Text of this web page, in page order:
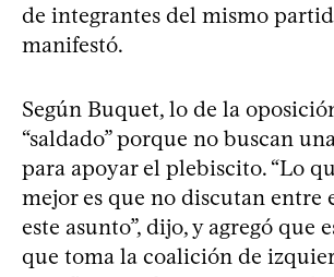
de integrantes del mismo
manifestó.
Según Buquet, lo de la
“saldado” porque no buscan
para apoyar el plebiscito. “Lo
mejor es que no discutan entre
este asunto”, dijo, y agregó que
que toma la coalición de